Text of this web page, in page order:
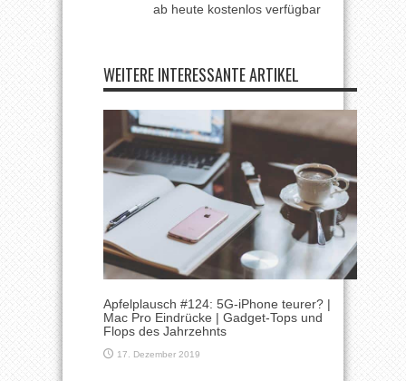
ab heute kostenlos verfügbar
WEITERE INTERESSANTE ARTIKEL
Apfelplausch #124: 5G-iPhone teurer? |
Mac Pro Eindrücke | Gadget-Tops und
Flops des Jahrzehnts
17. Dezember 2019